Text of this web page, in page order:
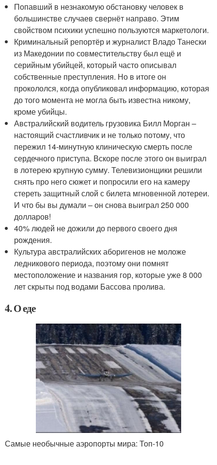
Попавший в незнакомую обстановку человек в
большинстве случаев свернёт направо. Этим
свойством психики успешно пользуются маркетологи.
Криминальный репортёр и журналист Владо Танески
из Македонии по совместительству был ещё и
серийным убийцей, который часто описывал
собственные преступления. Но в итоге он
прокололся, когда опубликовал информацию, которая
до того момента не могла быть известна никому,
кроме убийцы.
Австралийский водитель грузовика Билл Морган –
настоящий счастливчик и не только потому, что
пережил 14-минутную клиническую смерть после
сердечного приступа. Вскоре после этого он выиграл
в лотерею крупную сумму. Телевизионщики решили
снять про него сюжет и попросили его на камеру
стереть защитный слой с билета мгновенной лотереи.
И что бы вы думали – он снова выиграл 250 000
долларов!
40% людей не дожили до первого своего дня
рождения.
Культура австралийских аборигенов не моложе
ледникового периода, поэтому они помнят
местоположение и названия гор, которые уже 8 000
лет скрыты под водами Бассова пролива.
4. О еде
Самые необычные аэропорты мира: Топ-10